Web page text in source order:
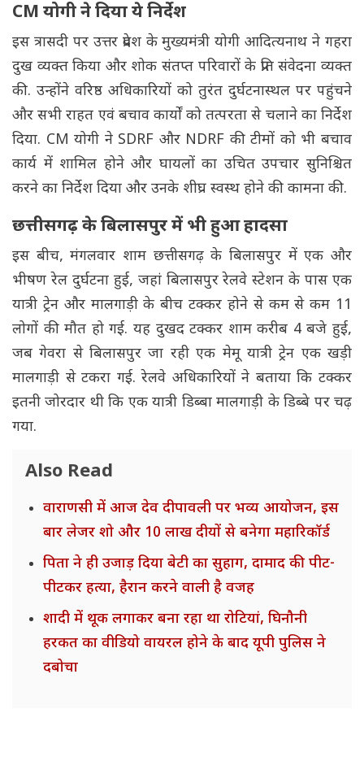
CM योगी ने दिया ये निर्देश
इस त्रासदी पर उत्तर प्रदेश के मुख्यमंत्री योगी आदित्यनाथ ने गहरा
दुख व्यक्त किया और शोक संतप्त परिवारों के प्रति संवेदना व्यक्त
की. उन्होंने वरिष्ठ अधिकारियों को तुरंत दुर्घटनास्थल पर पहुंचने
और सभी राहत एवं बचाव कार्यों को तत्परता से चलाने का निर्देश
दिया. CM योगी ने SDRF और NDRF की टीमों को भी बचाव
कार्य में शामिल होने और घायलों का उचित उपचार सुनिश्चित
करने का निर्देश दिया और उनके शीघ्र स्वस्थ होने की कामना की.
छत्तीसगढ़ के बिलासपुर में भी हुआ हादसा
इस बीच, मंगलवार शाम छत्तीसगढ़ के बिलासपुर में एक और
भीषण रेल दुर्घटना हुई, जहां बिलासपुर रेलवे स्टेशन के पास एक
यात्री ट्रेन और मालगाड़ी के बीच टक्कर होने से कम से कम 11
लोगों की मौत हो गई. यह दुखद टक्कर शाम करीब 4 बजे हुई,
जब गेवरा से बिलासपुर जा रही एक मेमू यात्री ट्रेन एक खड़ी
मालगाड़ी से टकरा गई. रेलवे अधिकारियों ने बताया कि टक्कर
इतनी जोरदार थी कि एक यात्री डिब्बा मालगाड़ी के डिब्बे पर चढ़
गया.
Also Read
वाराणसी में आज देव दीपावली पर भव्य आयोजन, इस
बार लेजर शो और 10 लाख दीयों से बनेगा महारिकॉर्ड
पिता ने ही उजाड़ दिया बेटी का सुहाग, दामाद की पीट-
पीटकर हत्या, हैरान करने वाली है वजह
शादी में थूक लगाकर बना रहा था रोटियां, घिनौनी
हरकत का वीडियो वायरल होने के बाद यूपी पुलिस ने
दबोचा